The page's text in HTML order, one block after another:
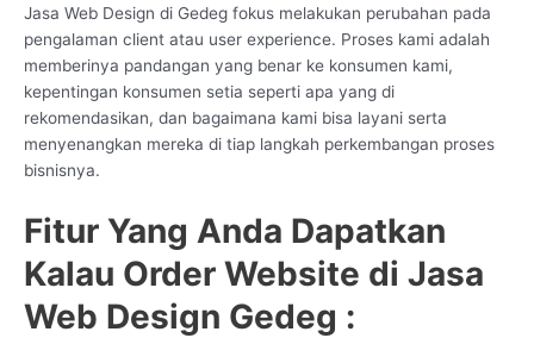
Jasa Web Design di Gedeg fokus melakukan perubahan pada
pengalaman client atau user experience. Proses kami adalah
memberinya pandangan yang benar ke konsumen kami,
kepentingan konsumen setia seperti apa yang di
rekomendasikan, dan bagaimana kami bisa layani serta
menyenangkan mereka di tiap langkah perkembangan proses
bisnisnya.
Fitur Yang Anda Dapatkan
Kalau Order Website di Jasa
Web Design Gedeg :